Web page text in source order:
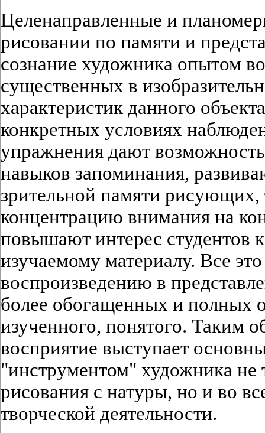
Целенаправленные и
рисовании по памяти и
сознание художника опытом
существенных в
характеристик данного
конкретных условиях
упражнения дают
навыков запоминания,
зрительной памяти
концентрацию внимания на
повышают интерес студентов
изучаемому материалу. Все
воспроизведению в
более обогащенных и полных
изученного, понятого. Таким
восприятие выступает
"инструментом" художника не
рисования с натуры, но и во
творческой деятельности.